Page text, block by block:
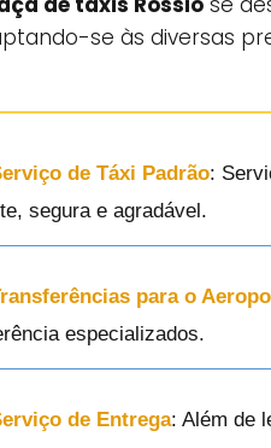
se às diversas
de Táxi Padrão:
segura e agradável.
para o
especializados.
de Entrega: Além de